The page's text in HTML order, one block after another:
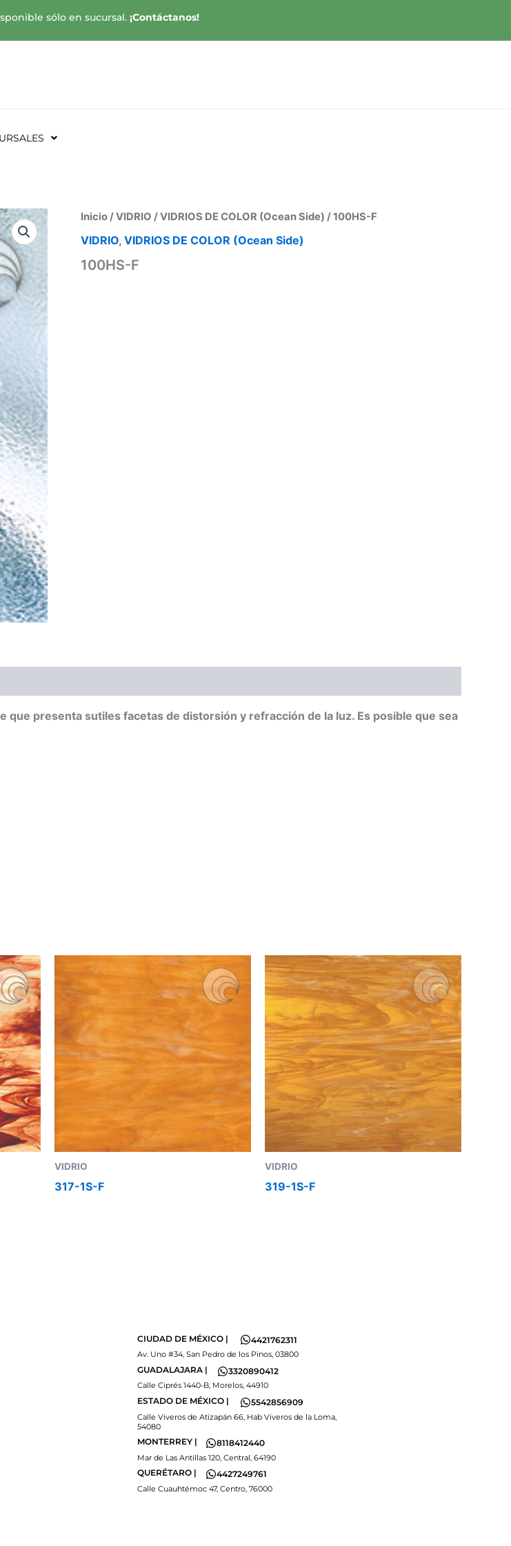
sólo en sucursal. ¡Contáctanos!
Inicio /VIDRIO /VIDRIOS DE COLOR (Ocean Side) / 100HS-F
VIDRIO, VIDRIOS DE COLOR (Ocean Side)
100HS-F
presenta sutiles facetas de distorsión y refracción de la luz. Es posible que sea
VIDRIO
317-1S-F
VIDRIO
319-1S-F
CIUDAD DE MÉXICO | 4421762311
Av. Uno #34, San Pedro de los Pinos, 03800
GUADALAJARA | 3320890412
Calle Ciprés 1440-B, Morelos, 44910
ESTADO DE MÉXICO | 5542856909
Calle Viveros de Atizapán 66, Hab Viveros de la Loma,
54080
MONTERREY | 8118412440
Mar de Las Antillas 120, Central, 64190
QUERÉTARO | 4427249761
Calle Cuauhtémoc 47, Centro, 76000